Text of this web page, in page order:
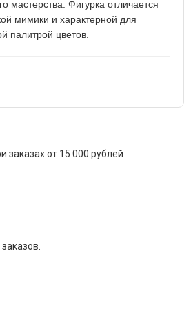
мастерства. Фигурка отличается
мимики и характерной для
палитрой цветов.
заказах от 15 000 рублей